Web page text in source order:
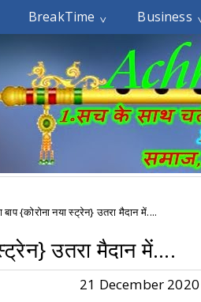
BreakTime Business
बाप {कोरोना नया स्‍ट्रेन} उतरा मैदान में....
उतरा मैदान में....
21 December 2020